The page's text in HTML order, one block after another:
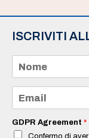
ISCRIVITI
m
e
a
iGDPR Agreement *